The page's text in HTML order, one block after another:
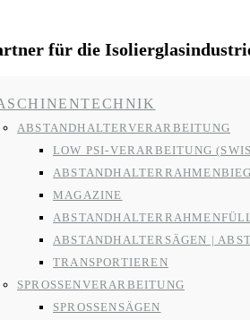
für die
ABSTANDHALTERVERARBEITUNG
LOW PSI-VERARBEITUNG
MAGAZINE
ABSTANDHALTERSÄGEN |
TRANSPORTIEREN
SPROSSENVERARBEITUNG
SPROSSENSÄGEN